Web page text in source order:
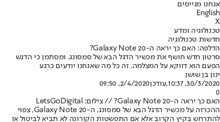
אנחנו מגייסים
English
X
טכנולוגיה ומדע
חדשות טכנולוגיה
הדלפה: האם כך יראה ה-Galaxy Note 20?
סרטון חדש חושף את מכשיר הדגל הבא של סמסונג. ומסתמן כי הדגש
הפעם הוא דווקא על המצלמה. זה כל מה שאנחנו יודעים כרגע
ינון בן שושן
30/3/2020, 10:37
,עודכן2/4/2020, 09:50
0
האם כך יראה ה-Galaxy Note 20? // צילום: LetsGoDigital
ההכרזה על מכשיר הדגל הבא של סמסונג, ה-Galaxy Note 20, צפוי
להתרחש בקיץ הקרוב אלא אם התפשטות הקורונה לא תביא לביטול או